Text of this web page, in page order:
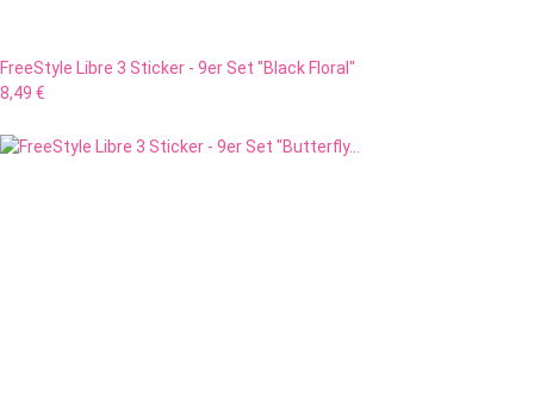
FreeStyle Libre 3 Sticker - 9er Set "Black Floral"
8,49 €